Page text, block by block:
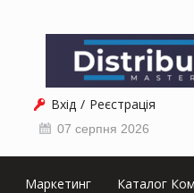
Вхід Реєстрація
07 серпня 2026
Маркетинг Каталог